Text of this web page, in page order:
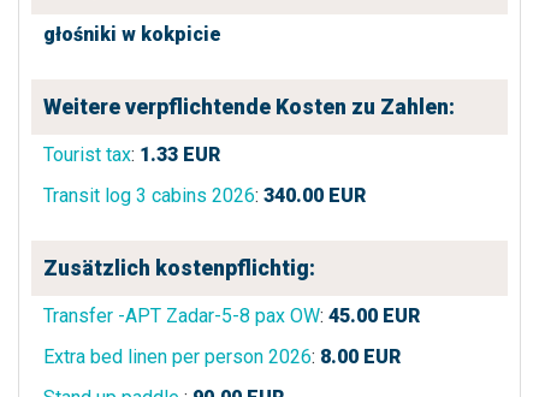
głośniki w kokpicie
Weitere verpflichtende Kosten zu Zahlen:
Tourist tax: 1.33 EUR
Transit log 3 cabins 2026: 340.00 EUR
Zusätzlich kostenpflichtig:
Transfer -APT Zadar-5-8 pax OW: 45.00 EUR
Extra bed linen per person 2026: 8.00 EUR